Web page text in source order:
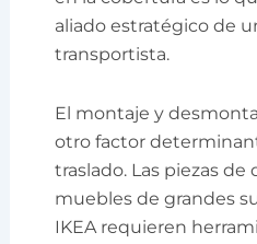
aliado estratégico de
transportista.
El montaje y
otro factor
traslado. Las piezas de
muebles de grandes
IKEA requieren